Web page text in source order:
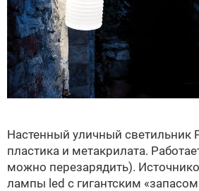
Настенный уличный светильник
пластика и метакрилата.
можно перезарядить).
лампы led с гигантским